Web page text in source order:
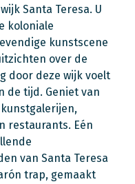
Santa Teresa. U
koloniale
kunstscene
over de
door deze wijk voelt
de tijd. Geniet van
restaurants. Eén
van Santa Teresa
trap, gemaakt